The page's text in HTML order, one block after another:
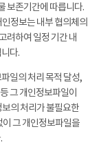
보존기간에 따릅니다.
정보는 내부 협의체의
려하여 일정 기간 내
다.
일의 처리 목적 달성,
그 개인정보파일이
의 처리가 불필요한
그 개인정보파일을